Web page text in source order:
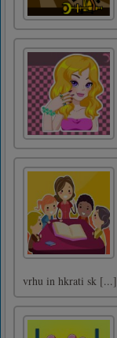
vrhu in hkrati sk [...]